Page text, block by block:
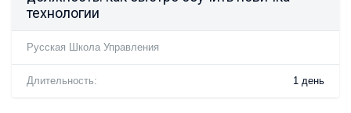
технологии
Русская Школа Управления
Длительность: 1 день